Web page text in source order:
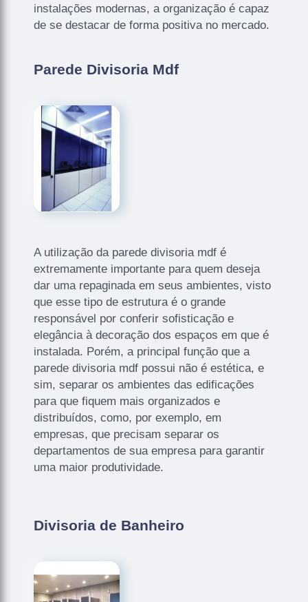
instalações modernas, a organização é capaz
de se destacar de forma positiva no mercado.
Parede Divisoria Mdf
A utilização da parede divisoria mdf é
extremamente importante para quem deseja
dar uma repaginada em seus ambientes, visto
que esse tipo de estrutura é o grande
responsável por conferir sofisticação e
elegância à decoração dos espaços em que é
instalada. Porém, a principal função que a
parede divisoria mdf possui não é estética, e
sim, separar os ambientes das edificações
para que fiquem mais organizados e
distribuídos, como, por exemplo, em
empresas, que precisam separar os
departamentos de sua empresa para garantir
uma maior produtividade.
Divisoria de Banheiro